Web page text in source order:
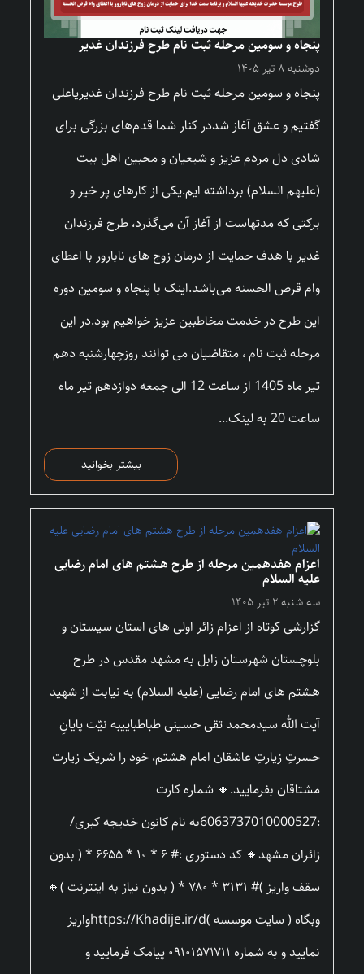
پنجاه و سومین مرحله ثبت نام طرح فرزندان غدیر
دوشنبه ۸ تیر ۱۴۰۵
پنجاه و سومین مرحله ثبت نام طرح فرزندان غدیریاعلی
گفتیم و عشق آغاز شددر کنار شما قدم‌های بزرگی برای
شادی دل مردم عزیز و شیعیان و محبین اهل بیت
(علیهم السلام) برداشته ایم.یکی از کارهای پر خیر و
برکتی که مدتهاست از آغاز آن می‌گذرد، طرح فرزندان
غدیر با هدف حمایت از درمان زوج های نابارور با اعطای
وام قرص الحسنه می‌باشد.اینک با پنجاه و سومین دوره
این طرح در خدمت مخاطبین عزیز خواهیم بود.در این
مرحله ثبت نام ، متقاضیان می توانند روزچهارشنبه دهم
تیر ماه 1405 از ساعت 12 الی جمعه دوازدهم تیر ماه
ساعت 20 به لینک...
بیشتر بخوانید
اعزام هفدهمین مرحله از طرح هشتم های امام رضایی
علیه السلام
سه شنبه ۲ تیر ۱۴۰۵
گزارشی کوتاه از اعزام زائر اولی های استان سیستان و
بلوچستان شهرستان زابل به مشهد مقدس در طرح
هشتم های امام رضایی (علیه السلام) به نیابت از شهید
آیت الله سیدمحمد تقی حسینی طباطباییبه نیّت پایانِ
حسرتِ زیارتِ عاشقان امام هشتم، خود را شریک زیارت
مشتاقان بفرمایید.🔸 شماره کارت
:6063737010000527به نام کانون خدیجه کبری/
زائران مشهد🔸 کد دستوری :# ۶ * ۱۰ * ۶۶۵۵ * ( بدون
سقف واریز )# ۳۱۳۱ * ۷۸۰ * ( بدون نیاز به اینترنت )🔸
وبگاه ( سایت موسسه )https://Khadije.ir/dواریز
نمایید و به شماره ۰۹۱۰۱۵۷۱۷۱۱ پیامک فرمایید و